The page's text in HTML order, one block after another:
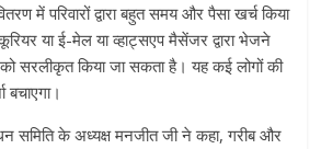
में परिवारों द्वारा बहुत समय और पैसा खर्च किया
या ई-मेल या व्हाट्सएप मैसेंजर द्वारा भेजने
सरलीकृत किया जा सकता है। यह कई लोगों की
समिति के अध्यक्ष मनजीत जी ने कहा, गरीब और